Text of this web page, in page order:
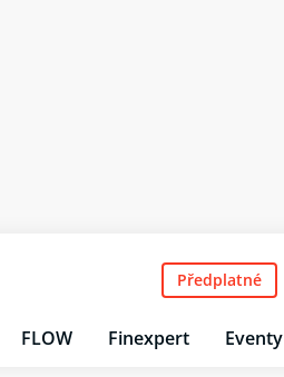
FLOW Finexpert Eventy
Předplatné